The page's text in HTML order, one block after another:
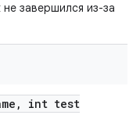
завершился из-за
,
int test